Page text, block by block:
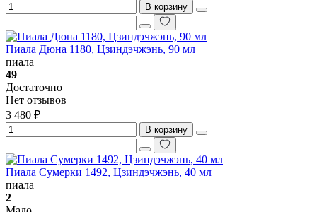
В корзину
Пиала Дюна 1180, Цзиндэчжэнь, 90 мл
пиала
49
Достаточно
Нет отзывов
3 480 ₽
В корзину
Пиала Сумерки 1492, Цзиндэчжэнь, 40 мл
пиала
2